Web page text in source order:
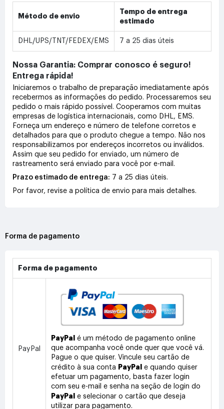
Método de envio
Tempo de entrega
estimado
DHL/UPS/TNT/FEDEX/EMS 7 a 25 dias úteis
Nossa Garantia: Comprar conosco é seguro!
Entrega rápida!
Iniciaremos o trabalho de preparação imediatamente após
recebermos as informações do pedido. Processaremos seu
pedido o mais rápido possível. Cooperamos com muitas
empresas de logística internacionais, como DHL, EMS.
Forneça um endereço e número de telefone corretos e
detalhados para que o produto chegue a tempo. Não nos
responsabilizamos por endereços incorretos ou inválidos.
Assim que seu pedido for enviado, um número de
rastreamento será enviado para você por e-mail.
Prazo estimado de entrega: 7 a 25 dias úteis.
Por favor, revise a política de envio para mais detalhes.
Forma de pagamento
Forma de pagamento
PayPal
PayPal
é um método de pagamento online
que acompanha você onde quer que você vá.
Pague o que quiser. Vincule seu cartão de
crédito à sua conta PayPal
e quando quiser
efetuar um pagamento, basta fazer login
com seu e-mail e senha na seção de login do
PayPal
e selecionar o cartão que deseja
utilizar para pagamento.